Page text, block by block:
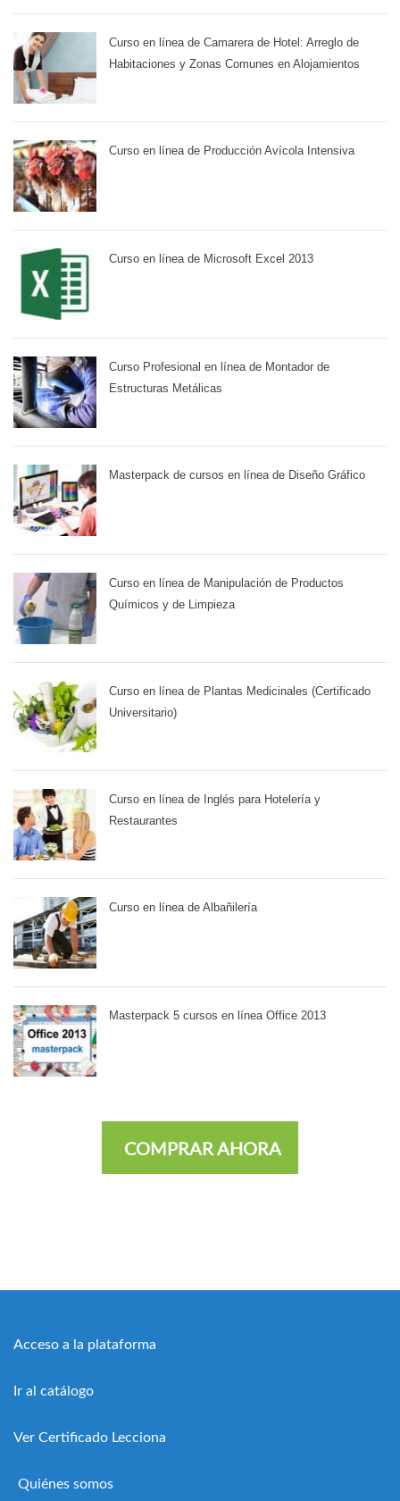
Curso en línea de Camarera de Hotel: Arreglo de
Habitaciones y Zonas Comunes en Alojamientos
Curso en línea de Producción Avícola Intensiva
Curso en línea de Microsoft Excel 2013
Curso Profesional en línea de Montador de
Estructuras Metálicas
Masterpack de cursos en línea de Diseño Gráfico
Curso en línea de Manipulación de Productos
Químicos y de Limpieza
Curso en línea de Plantas Medicinales (Certificado
Universitario)
Curso en línea de Inglés para Hotelería y
Restaurantes
Curso en línea de Albañilería
Masterpack 5 cursos en línea Office 2013
COMPRAR AHORA
Acceso a la plataforma
Ir al catálogo
Ver Certificado Lecciona
Quiénes somos